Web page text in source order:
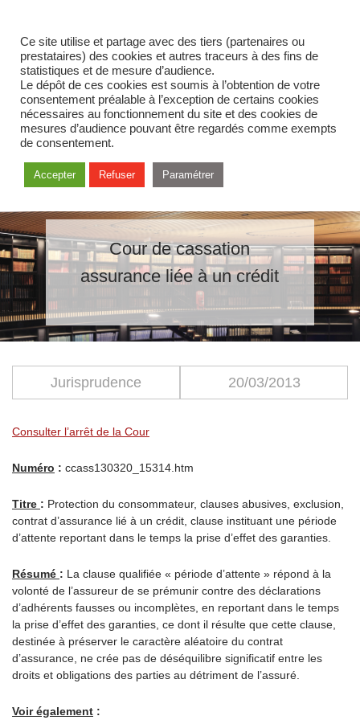
Cour de cassation
assurance liée à un crédit
Jurisprudence 20/03/2013
Consulter l’arrêt de la Cour
Numéro : ccass130320_15314.htm
Titre : Protection du consommateur, clauses abusives, exclusion,
contrat d’assurance lié à un crédit, clause instituant une période
d’attente reportant dans le temps la prise d’effet des garanties.
Résumé : La clause qualifiée « période d’attente » répond à la
volonté de l’assureur de se prémunir contre des déclarations
d’adhérents fausses ou incomplètes, en reportant dans le temps
la prise d’effet des garanties, ce dont il résulte que cette clause,
destinée à préserver le caractère aléatoire du contrat
d’assurance, ne crée pas de déséquilibre significatif entre les
droits et obligations des parties au détriment de l’assuré.
Voir également :
Ce site utilise et partage avec des tiers (partenaires ou
prestataires) des cookies et autres traceurs à des fins de
statistiques et de mesure d’audience.
Le dépôt de ces cookies est soumis à l’obtention de votre
consentement préalable à l’exception de certains cookies
nécessaires au fonctionnement du site et des cookies de
mesures d’audience pouvant être regardés comme exempts
de consentement.
Accepter Refuser Paramétrer